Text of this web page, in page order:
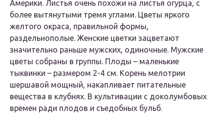
Америки. Листья очень похожи на листья огурца, с
более вытянутыми тремя углами. Цветы яркого
желтого окраса, правильной формы,
раздельнополые. Женские цветки зацветают
значительно раньше мужских, одиночные. Мужские
цветы собраны в группы. Плоды – маленькие
тыквинки – размером 2-4 см. Корень мелотрии
шершавой мощный, накапливает питательные
вещества в клубнях. В культивации с доколумбовых
времен ради плодов и съедобных бульб.